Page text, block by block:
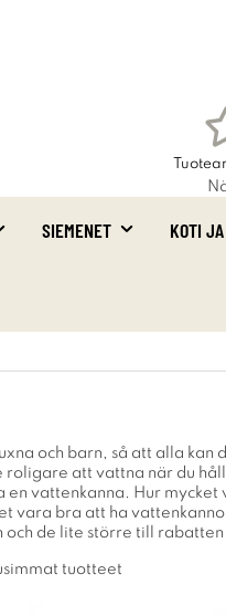
SIEMENET KOTI
och barn, så att alla kan
att vattna när du
en vattenkanna. Hur mycket
vara bra att ha
de lite större till
tuotteet